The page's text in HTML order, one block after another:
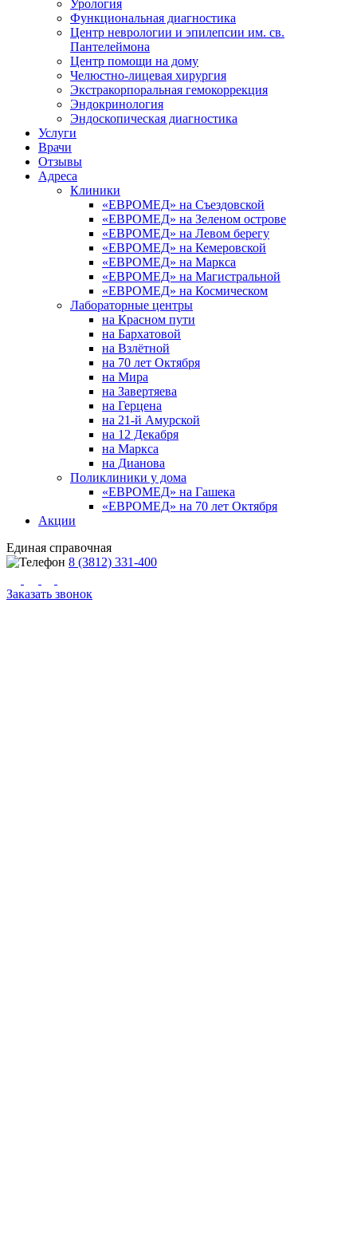
Урология
Функциональная диагностика
Центр неврологии и эпилепсии им. св.
Пантелеймона
Центр помощи на дому
Челюстно-лицевая хирургия
Экстракорпоральная гемокоррекция
Эндокринология
Эндоскопическая диагностика
Услуги
Врачи
Отзывы
Адреса
Клиники
«ЕВРОМЕД» на Съездовской
«ЕВРОМЕД» на Зеленом острове
«ЕВРОМЕД» на Левом берегу
«ЕВРОМЕД» на Кемеровской
«ЕВРОМЕД» на Маркса
«ЕВРОМЕД» на Магистральной
«ЕВРОМЕД» на Космическом
Лабораторные центры
на Красном пути
на Бархатовой
на Взлётной
на 70 лет Октября
на Мира
на Завертяева
на Герцена
на 21-й Амурской
на 12 Декабря
на Маркса
на Дианова
Поликлиники у дома
«ЕВРОМЕД» на Гашека
«ЕВРОМЕД» на 70 лет Октября
Акции
Единая справочная
8 (3812) 331-400
Заказать звонок